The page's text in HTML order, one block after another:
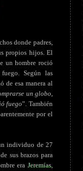
donde padres,
propios hijos. El
un hombre roció
Según las
de esa manera al
un globo,
fuego”. También
por el
individuo de 27
sus brazos para
era Jeremías,